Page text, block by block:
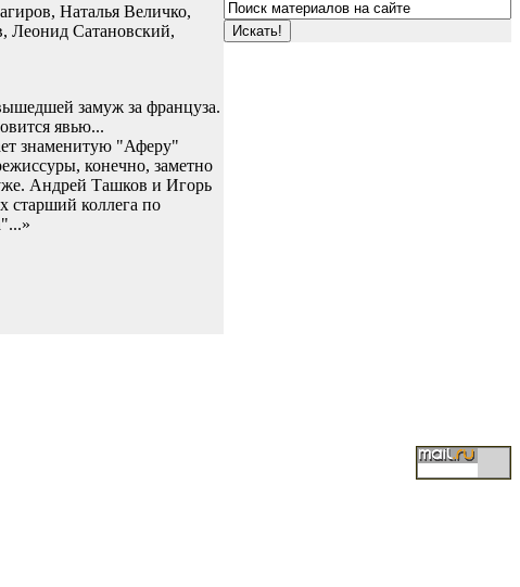
Наталья Величко,
Леонид Сатановский,
замуж за француза.
явью...
знаменитую "Аферу"
конечно, заметно
Андрей Ташков и Игорь
старший коллега по